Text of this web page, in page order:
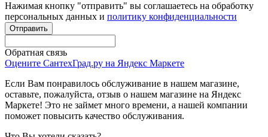
Нажимая кнопку "отправить" вы соглашаетесь на обработку
персональных данных и политику конфиденциальности
Обратная связь
Оцените СантехГрад.ру на Яндекс Маркете
Если Вам понравилось обслуживание в нашем магазине,
оставьте, пожалуйста, отзыв о нашем магазине на Яндекс
Маркете! Это не займет много времени, а нашей компании
поможет повысить качество обслуживания.